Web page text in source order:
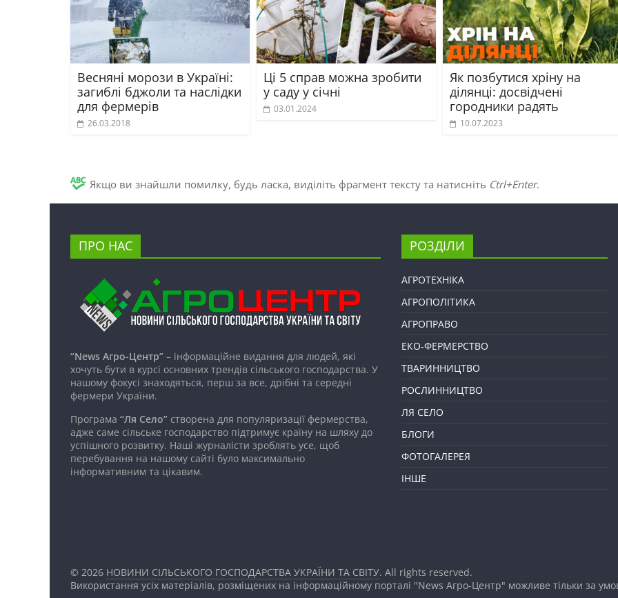
Весняні морози в Україні:
загиблі бджоли та наслідки
для фермерів
26.03.2018
Ці 5 справ можна зробити
у саду у січні
03.01.2024
Як позбутися хріну на
ділянці: досвідчені
городники радять
10.07.2023
Якщо ви знайшли помилку, будь ласка, виділіть фрагмент тексту та натисніть Ctrl+Enter.
ПРО НАС
“News Агро-Центр” – інформаційне видання для людей, які
хочуть бути в курсі основних трендів сільського господарства. У
нашому фокусі знаходяться, перш за все, дрібні та середні
фермери України.
Програма “Ля Село” створена для популяризації фермерства,
адже саме сільське господарство підтримує країну на шляху до
успішного розвитку. Наші журналісти зроблять усе, щоб
перебування на нашому сайті було максимально
інформативним та цікавим.
РОЗДІЛИ
АГРОТЕХНІКА
АГРОПОЛІТИКА
АГРОПРАВО
ЕКО-ФЕРМЕРСТВО
ТВАРИННИЦТВО
РОСЛИННИЦТВО
ЛЯ СЕЛО
БЛОГИ
ФОТОГАЛЕРЕЯ
ІНШЕ
© 2026 НОВИНИ СІЛЬСЬКОГО ГОСПОДАРСТВА УКРАЇНИ ТА СВІТУ. All rights reserved.
Використання усіх матеріалів, розміщених на інформаційному порталі "News Агро-Центр" можливе тільки за